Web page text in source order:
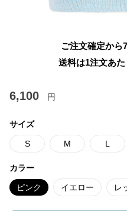
ご注文確定から
送料は1注文あた
6,100 円
サイズ
S M L
カラー
ピンク イエロー レ